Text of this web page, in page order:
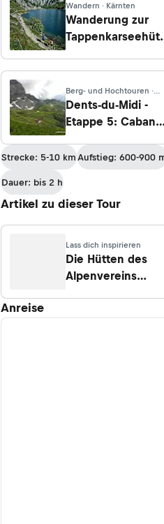
Wandern · Kärnten
Wanderung zur
Berg- und Hochtouren ·
Wallis
Dents-du-Midi -
Etappe 5: Cabane
Champéry
Strecke: 5-10 km Aufstieg: 600-900
Dauer: bis 2 h
Artikel zu dieser Tour
Lass dich inspirieren
Die Hütten des
Alpenvereins
Anreise